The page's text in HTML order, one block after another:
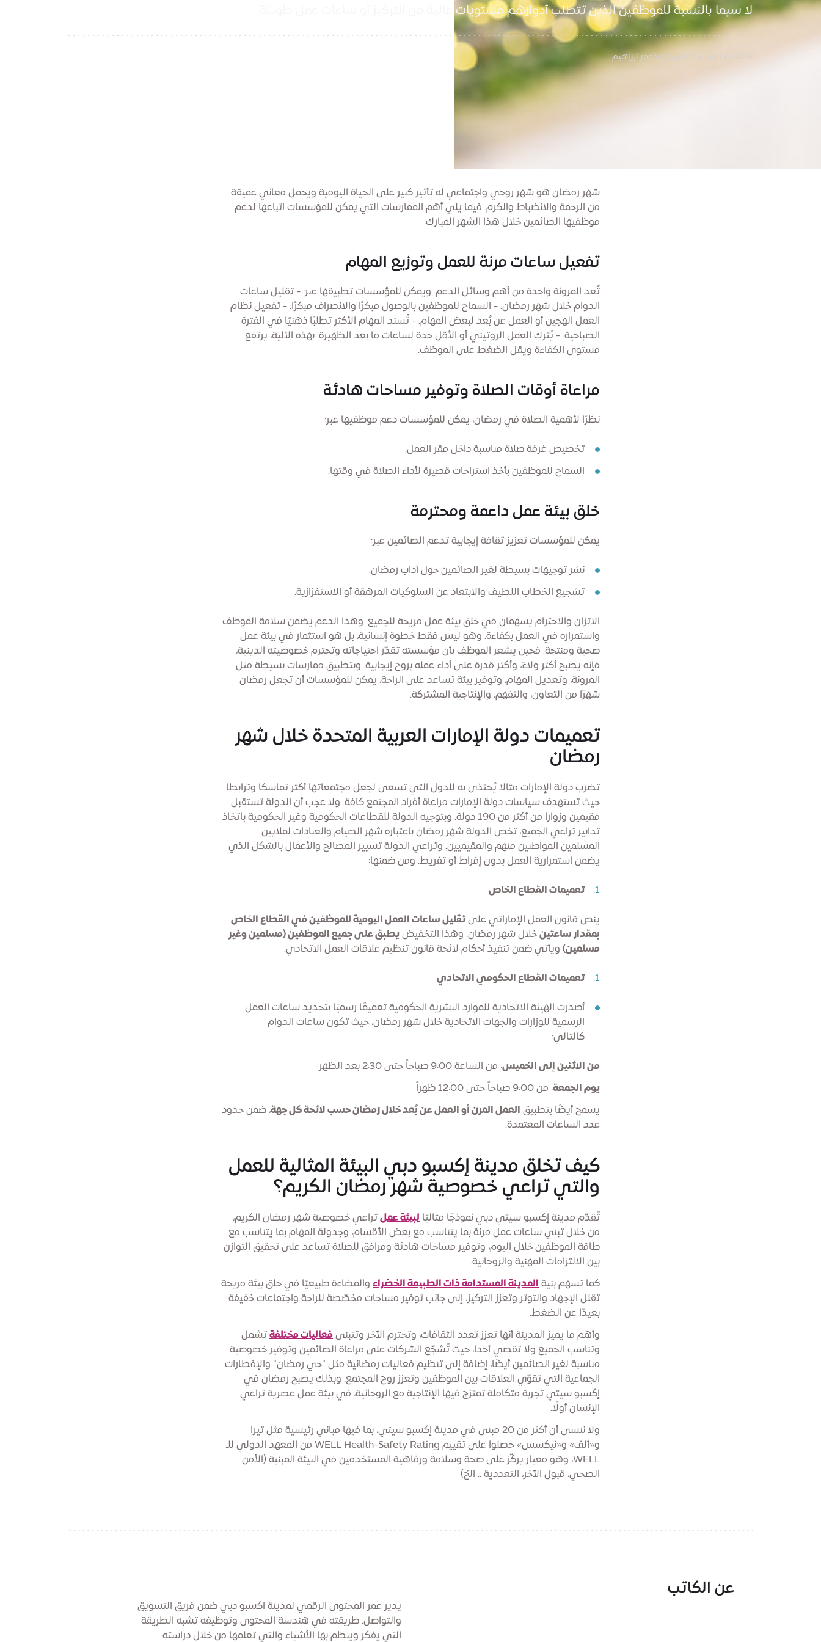
لا سيما بالنسبة للموظفين الذين تتطلب أدوارهم مستويات عالية من التركيز أو ساعات عمل طويلة.
عمر ابراهيم
شهر رمضان هو شهر روحي واجتماعي له تأثير كبير على الحياة اليومية ويحمل معاني عميقة
من الرحمة والانضباط والكرم. فيما يلي أهم الممارسات التي يمكن للمؤسسات اتباعها لدعم
موظفيها الصائمين خلال هذا الشهر المبارك:
تفعيل ساعات مرنة للعمل وتوزيع المهام
تُعد المرونة واحدة من أهم وسائل الدعم. ويمكن للمؤسسات تطبيقها عبر: - تقليل ساعات
الدوام خلال شهر رمضان. - السماح للموظفين بالوصول مبكرًا والانصراف مبكرًا. - تفعيل نظام
العمل الهجين أو العمل عن بُعد لبعض المهام. - تُسند المهام الأكثر تطلبًا ذهنيًا في الفترة
الصباحية. - يُترك العمل الروتيني أو الأقل حدة لساعات ما بعد الظهيرة. بهذه الآلية، يرتفع
مستوى الكفاءة ويقل الضغط على الموظف.
مراعاة أوقات الصلاة وتوفير مساحات هادئة
نظرًا لأهمية الصلاة في رمضان، يمكن للمؤسسات دعم موظفيها عبر:
تخصيص غرفة صلاة مناسبة داخل مقر العمل.
السماح للموظفين بأخذ استراحات قصيرة لأداء الصلاة في وقتها.
خلق بيئة عمل داعمة ومحترمة
يمكن للمؤسسات تعزيز ثقافة إيجابية تدعم الصائمين عبر:
نشر توجيهات بسيطة لغير الصائمين حول آداب رمضان.
تشجيع الخطاب اللطيف والابتعاد عن السلوكيات المرهقة أو الاستفزازية.
الاتزان والاحترام يسهمان في خلق بيئة عمل مريحة للجميع. وهذا الدعم يضمن سلامة الموظف
واستمراره في العمل بكفاءة. وهو ليس فقط خطوة إنسانية، بل هو استثمار في بيئة عمل
صحية ومنتجة. فحين يشعر الموظف بأن مؤسسته تقدّر احتياجاته وتحترم خصوصيته الدينية،
فإنه يصبح أكثر ولاءً، وأكثر قدرة على أداء عمله بروح إيجابية. وبتطبيق ممارسات بسيطة مثل
المرونة، وتعديل المهام، وتوفير بيئة تساعد على الراحة، يمكن للمؤسسات أن تجعل رمضان
شهرًا من التعاون، والتفهم، والإنتاجية المشتركة.
تعميمات دولة الإمارات العربية المتحدة خلال شهر
رمضان
تضرب دولة الإمارات مثالا يُحتذى به للدول التي تسعى لجعل مجتمعاتها أكثر تماسكا وترابطا.
حيث تستهدف سياسات دولة الإمارات مراعاة أفراد المجتمع كافة. ولا عجب أن الدولة تستقبل
مقيمين وزوارا من أكثر من 190 دولة. وبتوجيه الدولة للقطاعات الحكومية وغير الحكومية باتخاذ
تدابير تراعي الجميع، تخص الدولة شهر رمضان باعتباره شهر الصيام والعبادات لملايين
المسلمين المواطنين منهم والمقيميين. وتراعي الدولة تسيير المصالح والأعمال بالشكل الذي
يضمن استمرارية العمل بدون إفراط أو تفريط. ومن ضمنها:
تعميمات القطاع الخاص
ينص قانون العمل الإماراتي علىتقليل ساعات العمل اليومية للموظفين في القطاع الخاص
بمقدار ساعتين خلال شهر رمضان. وهذا التخفيض يطبق على جميع الموظفين (مسلمين وغير
مسلمين) ويأتي ضمن تنفيذ أحكام لائحة قانون تنظيم علاقات العمل الاتحادي.
تعميمات القطاع الحكومي الاتحادي
أصدرت الهيئة الاتحادية للموارد البشرية الحكومية تعميمًا رسميًا بتحديد ساعات العمل
الرسمية للوزارات والجهات الاتحادية خلال شهر رمضان، حيث تكون ساعات الدوام
كالتالي:
من الاثنين إلى الخميس: من الساعة 9:00 صباحاً حتى 2:30 بعد الظهر
يوم الجمعة: من 9:00 صباحاً حتى 12:00 ظهراً
يسمح أيضًا بتطبيق العمل المرن أو العمل عن بُعد خلال رمضان حسب لائحة كل جهة، ضمن حدود
عدد الساعات المعتمدة.
كيف تخلق مدينة إكسبو دبي البيئة المثالية للعمل
والتي تراعي خصوصية شهر رمضان الكريم؟
تُقدّم مدينة إكسبو سيتي دبي نموذجًا مثاليًا لبيئة عمل تراعي خصوصية شهر رمضان الكريم،
من خلال تبني ساعات عمل مرنة بما يتناسب مع بعض الأقسام، وجدولة المهام بما يتناسب مع
طاقة الموظفين خلال اليوم، وتوفير مساحات هادئة ومرافق للصلاة تساعد على تحقيق التوازن
بين الالتزامات المهنية والروحانية.
كما تسهم بنية المدينة المستدامة ذات الطبيعة الخضراء والمضاءة طبيعيًا في خلق بيئة مريحة
تقلل الإجهاد والتوتر وتعزز التركيز، إلى جانب توفير مساحات مخصّصة للراحة واجتماعات خفيفة
بعيدًا عن الضغط.
وأهم ما يميز المدينة أنها تعزز تعدد الثقافات، وتحترم الآخر وتتبنى فعاليات مختلفة تشمل
وتناسب الجميع ولا تقصي أحدا، حيث تُشجّع الشركات على مراعاة الصائمين وتوفير خصوصية
مناسبة لغير الصائمين أيضًا، إضافة إلى تنظيم فعاليات رمضانية مثل "حي رمضان" والإفطارات
الجماعية التي تقوّي العلاقات بين الموظفين وتعزز روح المجتمع. وبذلك يصبح رمضان في
إكسبو سيتي تجربة متكاملة تمتزج فيها الإنتاجية مع الروحانية، في بيئة عمل عصرية تراعي
الإنسان أولًا.
ولا ننسى أن أكثر من 20 مبنى في مدينة إكسبو سيتي، بما فيها مباني رئيسية مثل تيرا
و«ألف» و«نيكسس» حصلوا على تقييم WELL Health-Safety Rating من المعهد الدولي للـ
WELL، وهو معيار يركّز على صحة وسلامة ورفاهية المستخدمين في البيئة المبنية (الأمن
الصحي، قبول الآخر، التعددية .. الخ)
عن الكاتب
يدير عمر المحتوى الرقمي لمدينة اكسبو دبي ضمن فريق التسويق
والتواصل. طريقته في هندسة المحتوى وتوظيفه تشبه الطريقة
التي يفكر وينظم بها الأشياء والتي تعلمها من خلال دراسته